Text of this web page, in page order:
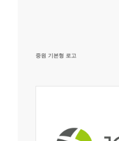
중원 기본형 로고